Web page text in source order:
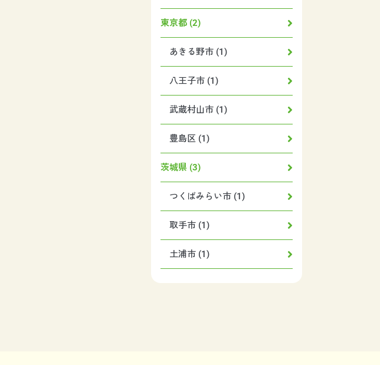
東京都 (2)
あきる野市 (1)
八王子市 (1)
武蔵村山市 (1)
豊島区 (1)
茨城県 (3)
つくばみらい市 (1)
取手市 (1)
土浦市 (1)